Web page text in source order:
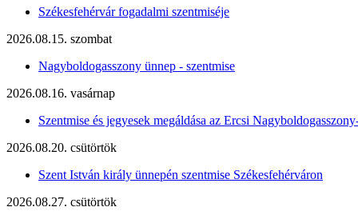
Székesfehérvár fogadalmi szentmiséje
2026.08.15. szombat
Nagyboldogasszony ünnep - szentmise
2026.08.16. vasárnap
Szentmise és jegyesek megáldása az Ercsi
2026.08.20. csütörtök
Szent István király ünnepén szentmise Székesfehérváron
2026.08.27. csütörtök